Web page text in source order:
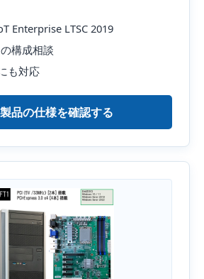
Enterprise LTSC 2019
構成相談
も対応
品の仕様を確認する